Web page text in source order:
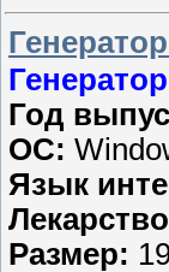
Год
ОС:
Язык
Размер: